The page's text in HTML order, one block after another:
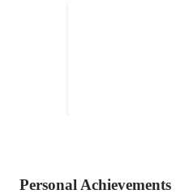
Personal Achievements